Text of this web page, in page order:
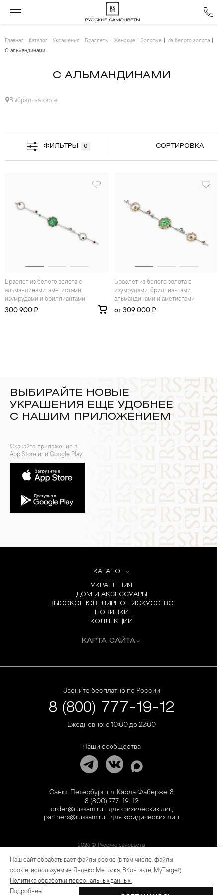
Главная Каталог Украшения Браслеты Женские Золотые
Из белого золота
С альмандинами
С АЛЬМАНДИНАМИ
Выбрать на карте
ФИЛЬТРЫ 0 СОРТИРОВКА
Браслет из белого золота с
альмандинами, аметистами,
изумрудами и бриллиантами
300 900 ₽
Браслет из белого золота с
изумрудами, бриллиантами,
альмандинами и аметистами
от 309 000 ₽
ВЫБИРАЙТЕ НОВЫЕ
УКРАШЕНИЯ ЕЩЕ УДОБНЕЕ
С НАШИМ ПРИЛОЖЕНИЕМ
Скачайте приложение в
App Store или Google Play:
КАТАЛОГ
УКРАШЕНИЯ
ДОМ И АКСЕССУАРЫ
ВЫСОКОЕ ЮВЕЛИРНОЕ ИСКУССТВО
НОВИНКИ
КОЛЛЕКЦИИ
КАРТА САЙТА
Звоните бесплатно по России
8 (800) 777-19-12
Ежедневно: с 10:00 до 22:00
Наши сообщества
Санкт-Петербург, пл. Карла Фаберже, 8
8 (800) 777-19-12
order@russam.ru - для физических лиц
partners@russam.ru - для юридических лиц
2026 © Русские самоцветы
Предложение не является публичной офертой. Цены на сайте и в розничной сети
могут отличаться. Информация на сайте о товаре носит рекламный характер и
расценивается как приглашение делать оферты на основании п.1 ст. 437
Гражданского кодекса РФ.
Наш сайт обрабатывает файлы cookie (в том числе, файлы
cookie, используемые Яндекс Метрика, ВКонтакте, MyTarget).
Политика обработки персональных данных .
Подробнее